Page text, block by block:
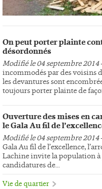
Photo
On peut porter plainte
désordonnés
Modifié le 04 septembre 2014
incommodés par des voisins
les devantures sont
toujours porter plainte de
Ouverture des mises en
le Gala Au fil de
Modifié le 04 septembre 2014
Gala Au fil de l’excellence,
Lachine invite la population à
candidatures de...
Vie de quartier